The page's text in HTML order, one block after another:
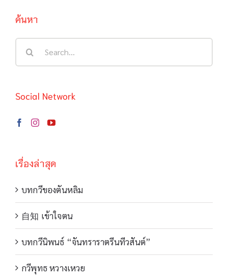
ค้นหา
Social Network
เรื่องล่าสุด
บทกวีของตันหลิม
自知 เข้าใจตน
บทกวีนิพนธ์ “จันทราราตรีนทีวสันต์”
กวีพุทธ หวางเหวย